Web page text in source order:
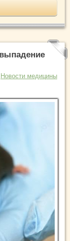
Новости медицины